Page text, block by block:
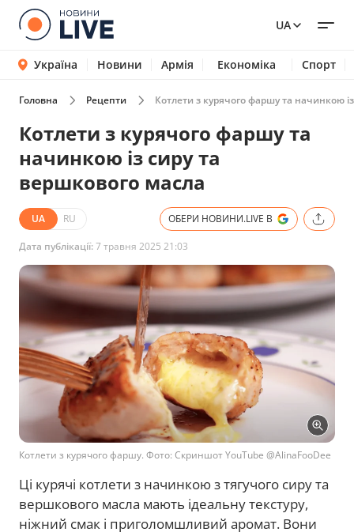
UA
Україна Новини Армія Економіка Спорт
Головна Рецепти Котлети з курячого фаршу та начинкою
Котлети з курячого фаршу та
начинкою із сиру та
вершкового масла
UA RU ОБЕРИ НОВИНИ.LIVE В
Дата публікації:7 травня 2025 21:03
Котлети з курячого фаршу. Фото: Скриншот YouTube @AlinaFooDee
Ці курячі котлети з начинкою з тягучого сиру та
вершкового масла мають ідеальну текстуру,
ніжний смак і приголомшливий аромат. Вони